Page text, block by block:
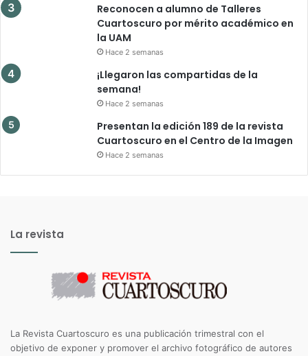
Reconocen a alumno de Talleres
Cuartoscuro por mérito académico en
la UAM
Hace 2 semanas
¡Llegaron las compartidas de la
semana!
Hace 2 semanas
Presentan la edición 189 de la revista
Cuartoscuro en el Centro de la Imagen
Hace 2 semanas
La revista
La Revista Cuartoscuro es una publicación trimestral con el
objetivo de exponer y promover el archivo fotográfico de autores